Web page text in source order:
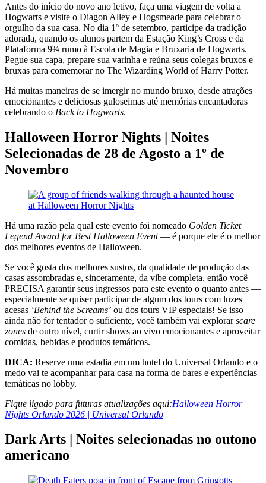
Antes do início do novo ano letivo, faça uma viagem de volta a
Hogwarts e visite o Diagon Alley e Hogsmeade para celebrar o
orgulho da sua casa. No dia 1º de setembro, participe da tradição
adorada, quando os alunos partem da Estação King’s Cross e da
Plataforma 9¾ rumo à Escola de Magia e Bruxaria de Hogwarts.
Pegue sua capa, prepare sua varinha e reúna seus colegas bruxos e
bruxas para comemorar no The Wizarding World of Harry Potter.
Há muitas maneiras de se imergir no mundo bruxo, desde atrações
emocionantes e deliciosas guloseimas até memórias encantadoras
celebrando o Back to Hogwarts.
Halloween Horror Nights | Noites
Selecionadas de 28 de Agosto a 1º de
Novembro
Há uma razão pela qual este evento foi nomeado Golden Ticket
Legend Award for Best Halloween Event— é porque ele é o melhor
dos melhores eventos de Halloween.
Se você gosta dos melhores sustos, da qualidade de produção das
casas assombradas e, sinceramente, da vibe completa, então você
PRECISA garantir seus ingressos para este evento o quanto antes —
especialmente se quiser participar de algum dos tours com luzes
acesas ‘Behind the Screams’ ou dos tours VIP especiais! Se isso
ainda não for tentador o suficiente, você também vai explorarscare
zones de outro nível, curtir shows ao vivo emocionantes e aproveitar
comidas, bebidas e produtos temáticos.
DICA: Reserve uma estadia em um hotel do Universal Orlando e o
medo vai te acompanhar para casa na forma de bares e experiências
temáticas no lobby.
Fique ligado para futuras atualizações aqui:Halloween Horror
Nights Orlando 2026 | Universal Orlando
Dark Arts | Noites selecionadas no outono
americano